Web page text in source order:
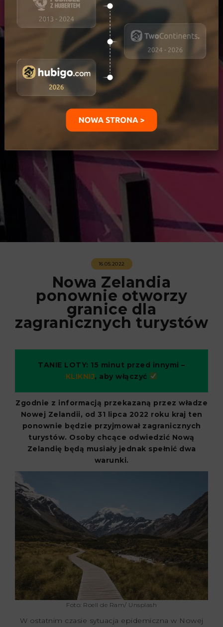
16.05.2022
Nowa Zelandia
ponownie otworzy
granice dla
zagranicznych turystów
TANIE LOTY: 15 minut przed innymi –
KLIKNIJ, aby włączyć
Zgodnie z informacją przekazaną przez władze
Nowej Zelandii, od 31 lipca 2022 roku kraj ten
ponownie będzie przyjmował zagranicznych
turystów. Osoby chcące odwiedzić Nową
Zelandię będą musiały jednak spełnić dwa
warunki.
Foto: Roell de Ram/ Unsplash
W ostatnim czasie sytuacja epidemiczna w Nowej